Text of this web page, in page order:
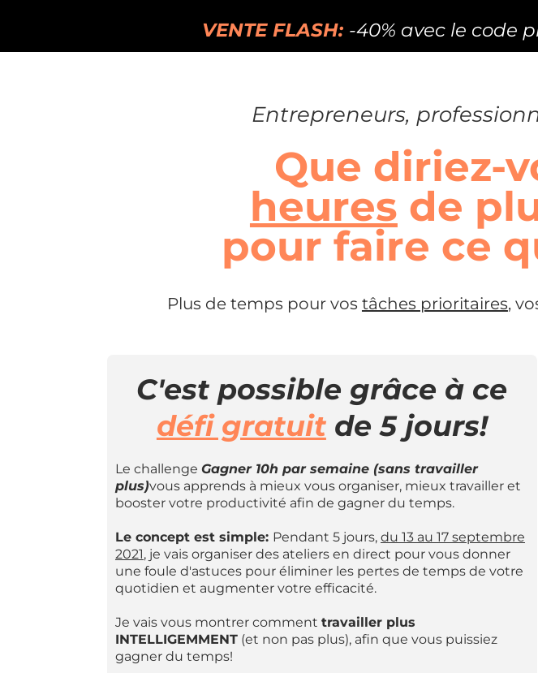
VENTE FLASH: -40% avec le code
Entrepreneurs,
Que diriez-
heures de
pour faire ce
Plus de temps pour vos tâches prioritaires,
C'est possible grâce à ce
défi gratuitde 5 jours!
Le challenge Gagner 10h par semaine (sans travailler
plus)vous apprends à mieux vous organiser, mieux travailler et
booster votre productivité afin de gagner du temps.
Le concept est simple: Pendant 5 jours, du 13 au 17 septembre
2021, je vais organiser des ateliers en direct pour vous donner
une foule d'astuces pour éliminer les pertes de temps de votre
quotidien et augmenter votre efficacité.
Je vais vous montrer comment travailler plus
INTELLIGEMMENT (et non pas plus), afin que vous puissiez
gagner du temps!